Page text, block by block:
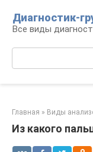
контенту
Диагностик-
Все виды
Главная » Виды
Из какого